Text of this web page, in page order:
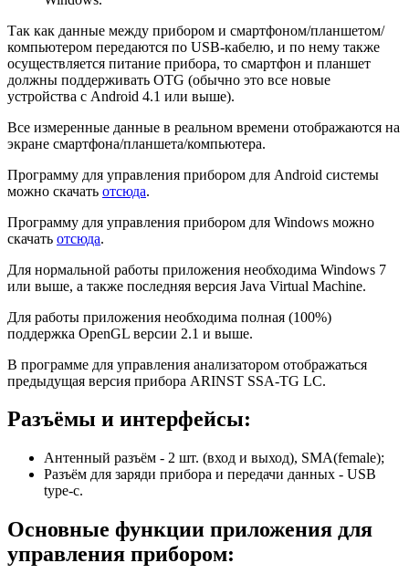
Так как данные между прибором и смартфоном/планшетом/
компьютером передаются по USB-кабелю, и по нему также
осуществляется питание прибора, то смартфон и планшет
должны поддерживать OTG (обычно это все новые
устройства с Android 4.1 или выше).
Все измеренные данные в реальном времени отображаются на
экране смартфона/планшета/компьютера.
Программу для управления прибором для Android системы
можно скачать отсюда.
Программу для управления прибором для Windows можно
скачать отсюда.
Для нормальной работы приложения необходима Windows 7
или выше, а также последняя версия Java Virtual Machine.
Для работы приложения необходима полная (100%)
поддержка OpenGL версии 2.1 и выше.
В программе для управления анализатором отображаться
предыдущая версия прибора ARINST SSA-TG LC.
Разъёмы и интерфейсы:
Антенный разъём - 2 шт. (вход и выход), SMA(female);
Разъём для заряди прибора и передачи данных - USB
type-c.
Основные функции приложения для
управления прибором: